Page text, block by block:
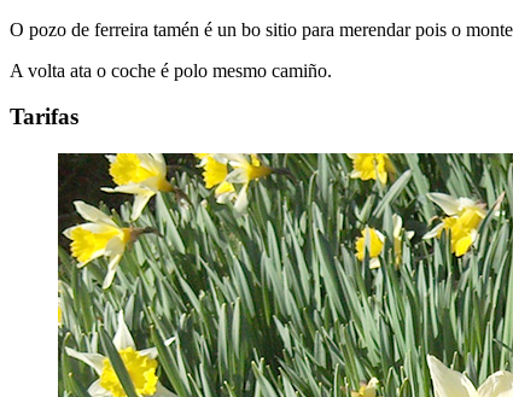
O pozo de ferreira tamén é un bo sitio para merendar pois o
A volta ata o coche é polo mesmo camiño.
Tarifas